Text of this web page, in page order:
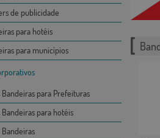
de publicidade
para hotéis
para municípios
Bandeiras para Prefeituras
Bandeiras para hotéis
Bandeiras